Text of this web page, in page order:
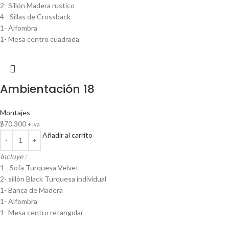
2- Sillón Madera rustico
4 - Sillas de Crossback
1- Alfombra
1- Mesa centro cuadrada
Ambientación 18
Montajes
$70.300 + iva
Añadir al carrito
Incluye :
1 - Sofa Turquesa Velvet
2- sillón Black Turquesa individual
1- Banca de Madera
1- Alfombra
1- Mesa centro retangular